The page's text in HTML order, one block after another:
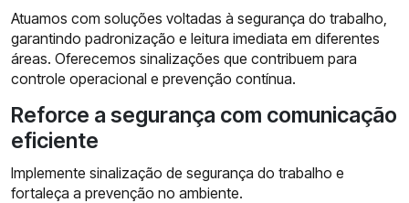
Atuamos com soluções voltadas à segurança do trabalho,
garantindo padronização e leitura imediata em diferentes
áreas. Oferecemos sinalizações que contribuem para
controle operacional e prevenção contínua.
Reforce a segurança com comunicação
eficiente
Implemente sinalização de segurança do trabalho e
fortaleça a prevenção no ambiente.